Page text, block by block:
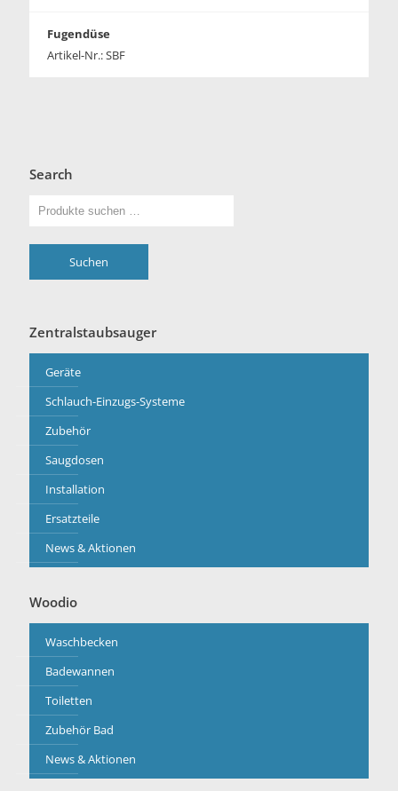
Fugendüse
Artikel-Nr.: SBF
Search
Suchen
Zentralstaubsauger
Geräte
Schlauch-Einzugs-Systeme
Zubehör
Saugdosen
Installation
Ersatzteile
News & Aktionen
Woodio
Waschbecken
Badewannen
Toiletten
Zubehör Bad
News & Aktionen